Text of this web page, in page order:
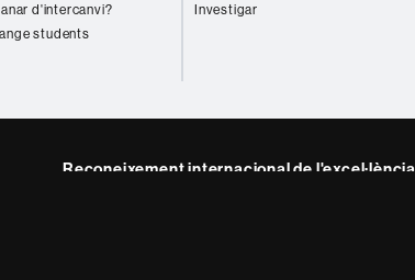
d'intercanvi?
students
Investigar
Reconeixement internacional de l'excel·lència